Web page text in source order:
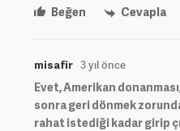
Beğen
Cevapla
misafir 3 yıl önce
Evet, Amerikan
sonra geri dönmek
rahat istediği kadar girip